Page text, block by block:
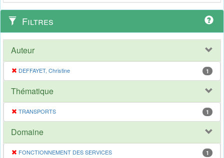
Filtres
Auteur
DEFFAYET, Christine 1
Thématique
TRANSPORTS 1
Domaine
FONCTIONNEMENT DES SERVICES 1